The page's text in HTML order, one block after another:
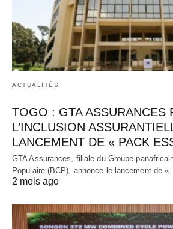
ACTUALITÉS
TOGO : GTA ASSURANCES
L’INCLUSION
LANCEMENT DE « PACK
GTA Assurances, filiale du Groupe
Populaire (BCP), annonce le lancement de
2 mois ago